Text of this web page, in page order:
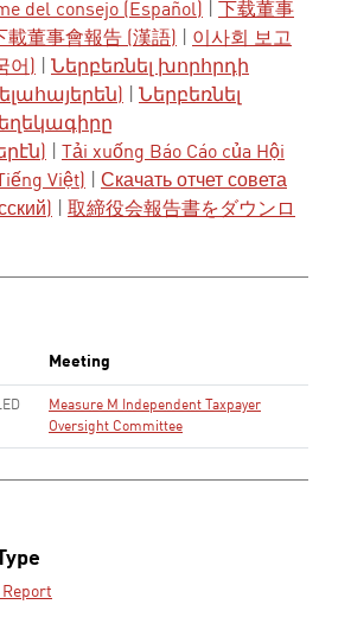
del consejo (Español)
下载董事
下載董事會報告 (漢語)
이사회 보고
)
Ներբեռնել խորհրդի
Ներբեռնել
Tải xuống Báo Cáo của Hội
Việt)
Скачать отчет совета
取締役会報告書をダウンロ
Meeting
Measure M Independent Taxpayer
Oversight Committee